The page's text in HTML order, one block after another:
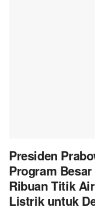
Presiden
Program
Ribuan Titik
Listrik untuk